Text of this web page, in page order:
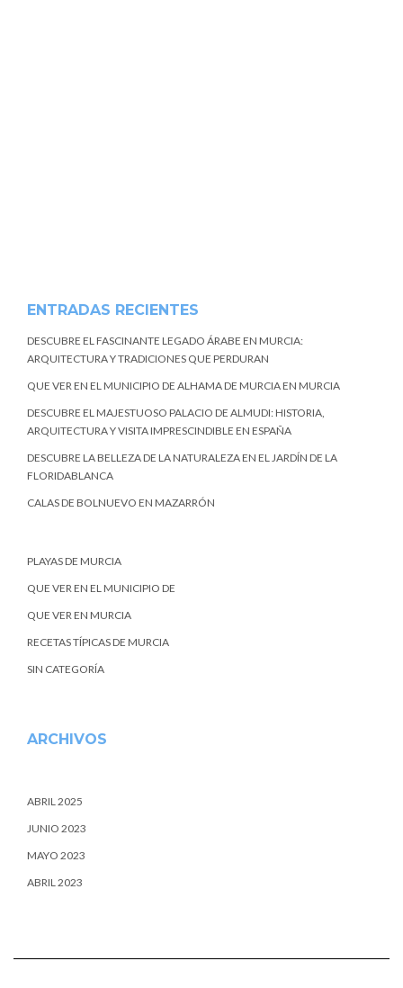
ENTRADAS RECIENTES
DESCUBRE EL FASCINANTE LEGADO ÁRABE EN MURCIA:
ARQUITECTURA Y TRADICIONES QUE PERDURAN
QUE VER EN EL MUNICIPIO DE ALHAMA DE MURCIA EN MURCIA
DESCUBRE EL MAJESTUOSO PALACIO DE ALMUDI: HISTORIA,
ARQUITECTURA Y VISITA IMPRESCINDIBLE EN ESPAÑA
DESCUBRE LA BELLEZA DE LA NATURALEZA EN EL JARDÍN DE LA
FLORIDABLANCA
CALAS DE BOLNUEVO EN MAZARRÓN
PLAYAS DE MURCIA
QUE VER EN EL MUNICIPIO DE
QUE VER EN MURCIA
RECETAS TÍPICAS DE MURCIA
SIN CATEGORÍA
ARCHIVOS
ABRIL 2025
JUNIO 2023
MAYO 2023
ABRIL 2023